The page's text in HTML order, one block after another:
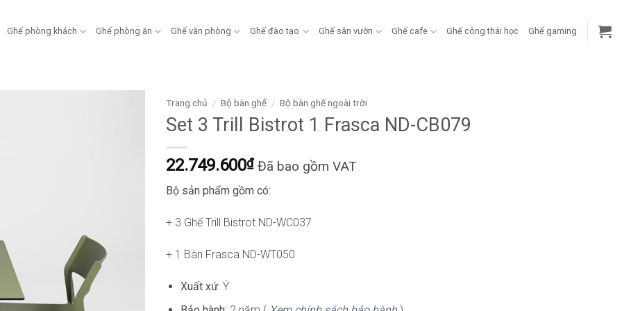
Ghế phòng khách Ghế phòng ăn Ghế văn phòng Ghế đào tạo Ghế sân vườn Ghế cafe Ghế công thái học Ghế gaming
Trang chủ / Bộ bàn ghế / Bộ bàn ghế ngoài trời
Set 3 Trill Bistrot 1 Frasca ND-CB079
22.749.600₫ Đã bao gồm VAT
Bộ sản phẩm gồm có:
+ 3 Ghế Trill Bistrot ND-WC037
+ 1 Bàn Frasca ND-WT050
Xuất xứ: Ý